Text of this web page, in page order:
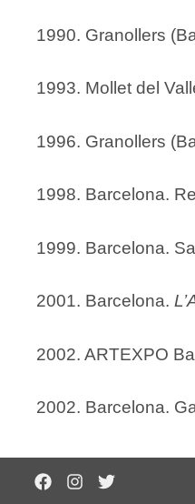
1990. Granollers
1993. Mollet del
1996. Granollers
1998. Barcelona.
1999. Barcelona.
2001. Barcelona.
2002. ARTEXPO
2002. Barcelona.